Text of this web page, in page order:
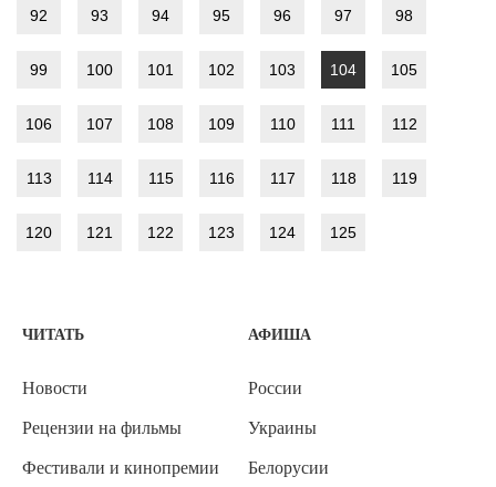
92 93 94 95 96 97 98
99 100 101 102 103 104 105
106 107 108 109 110 111 112
113 114 115 116 117 118 119
120 121 122 123 124 125
ЧИТАТЬ
Новости
Рецензии на фильмы
Фестивали и кинопремии
АФИША
России
Украины
Белорусии